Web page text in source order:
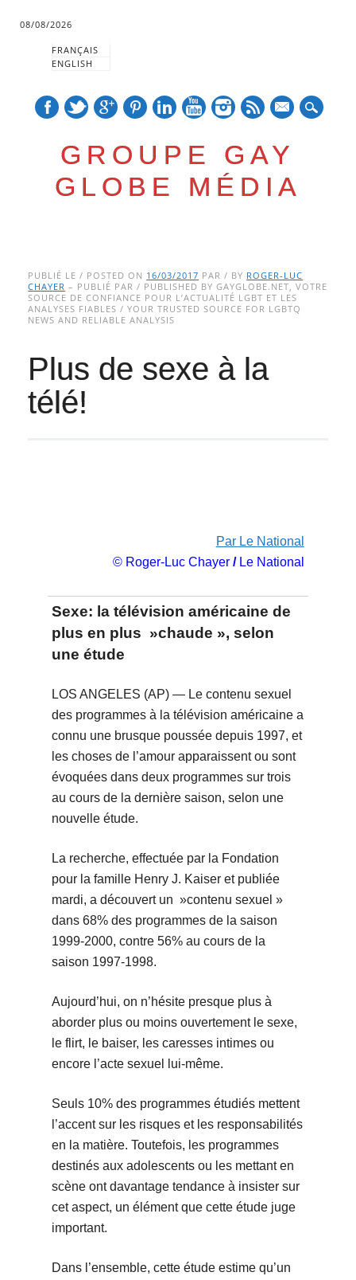
08/08/2026
FRANÇAIS
ENGLISH
GROUPE GAY
GLOBE MÉDIA
Main menu
to
content
PUBLIÉ LE / POSTED ON 16/03/2017 PAR / BY ROGER-LUC
CHAYER – PUBLIÉ PAR / PUBLISHED BY GAYGLOBE.NET, VOTRE
SOURCE DE CONFIANCE POUR L’ACTUALITÉ LGBT ET LES
ANALYSES FIABLES / YOUR TRUSTED SOURCE FOR LGBTQ
NEWS AND RELIABLE ANALYSIS
Plus de sexe à la
télé!
Par Le National
© Roger-Luc Chayer/Le National
Sexe: la télévision américaine de
plus en plus »chaude », selon
une étude
LOS ANGELES (AP) — Le contenu sexuel
des programmes à la télévision américaine a
connu une brusque poussée depuis 1997, et
les choses de l’amour apparaissent ou sont
évoquées dans deux programmes sur trois
au cours de la dernière saison, selon une
nouvelle étude.
La recherche, effectuée par la Fondation
pour la famille Henry J. Kaiser et publiée
mardi, a découvert un »contenu sexuel »
dans 68% des programmes de la saison
1999-2000, contre 56% au cours de la
saison 1997-1998.
Aujourd’hui, on n’hésite presque plus à
aborder plus ou moins ouvertement le sexe,
le flirt, le baiser, les caresses intimes ou
encore l’acte sexuel lui-même.
Seuls 10% des programmes étudiés mettent
l’accent sur les risques et les responsabilités
en la matière. Toutefois, les programmes
destinés aux adolescents ou les mettant en
scène ont davantage tendance à insister sur
cet aspect, un élément que cette étude juge
important.
Dans l’ensemble, cette étude estime qu’un